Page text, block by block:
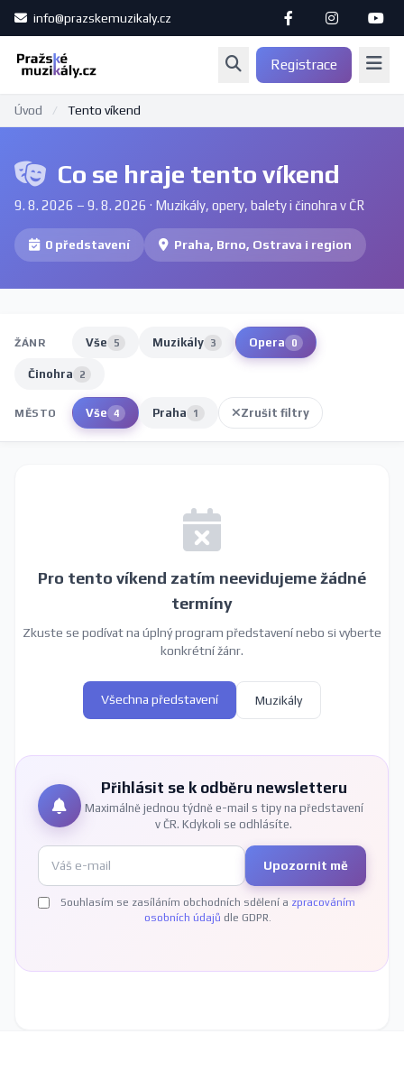
info@prazskemuzikaly.cz
Registrace
Úvod / Tento víkend
Co se hraje tento víkend
9. 8. 2026 – 9. 8. 2026 · Muzikály, opery, balety i činohra v ČR
0 představení Praha, Brno, Ostrava i region
ŽÁNR Vše 5 Muzikály 3 Opera 0
Činohra 2
MĚSTO Vše 4 Praha 1 Zrušit filtry
Pro tento víkend zatím neevidujeme žádné
termíny
Zkuste se podívat na úplný program představení nebo si vyberte
konkrétní žánr.
Všechna představení Muzikály
Přihlásit se k odběru newsletteru
Maximálně jednou týdně e-mail s tipy na představení
v ČR. Kdykoli se odhlásíte.
Upozornit mě
Souhlasím se zasíláním obchodních sdělení a zpracováním
osobních údajů dle GDPR.